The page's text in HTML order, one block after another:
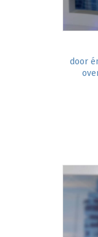
door